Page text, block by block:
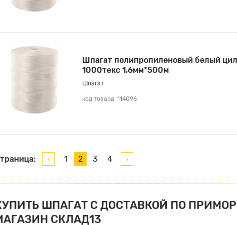
Шпагат полипропиленовый белый
1000текс 1,6мм*500м
Шпагат
код товара: 114096
1 2 3 4
ШПАГАТ С ДОСТАВКОЙ ПО
СКЛАД13